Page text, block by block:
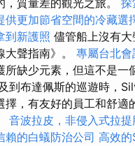
，質量差的觀光之旅。 探
供更加節省空間的冷藏選
到新護照 儘管船上沒有
聲指南》。 專屬台北
所缺少元素，但這不是一
到布達佩斯的巡遊時，
擇，有友好的員工和舒適
音波拉皮，非侵入式拉提
賴的白蟻防治公司 高效